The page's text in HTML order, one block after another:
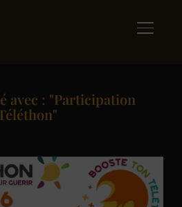
avec : "Participation